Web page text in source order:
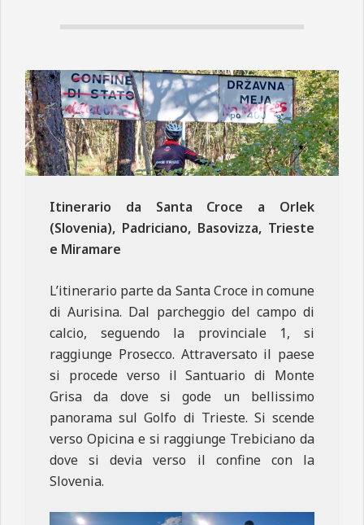
Itinerario da Santa Croce a Orlek
(Slovenia), Padriciano, Basovizza, Trieste
e Miramare
L’itinerario parte da Santa Croce in comune
di Aurisina. Dal parcheggio del campo di
calcio, seguendo la provinciale 1, si
raggiunge Prosecco. Attraversato il paese
si procede verso il Santuario di Monte
Grisa da dove si gode un bellissimo
panorama sul Golfo di Trieste. Si scende
verso Opicina e si raggiunge Trebiciano da
dove si devia verso il confine con la
Slovenia.